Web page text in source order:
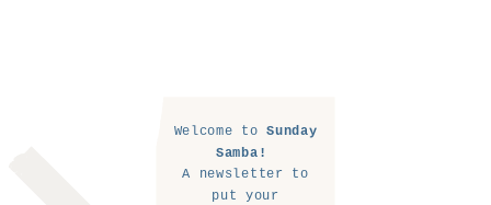
Welcome toSunday
Samba!
A newsletter to
put your